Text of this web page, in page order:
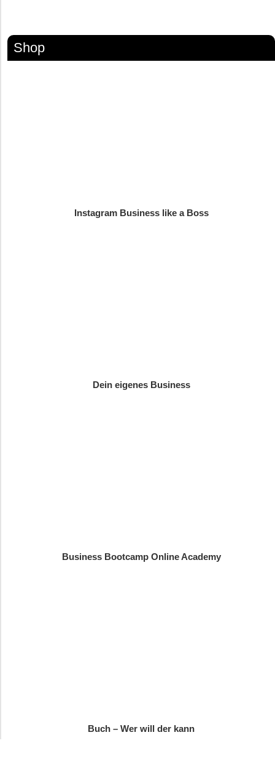
Shop
Instagram Business like a Boss
Dein eigenes Business
Business Bootcamp Online Academy
Buch – Wer will der kann